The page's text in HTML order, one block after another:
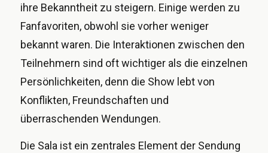
ihre Bekanntheit zu steigern. Einige werden zu
Fanfavoriten, obwohl sie vorher weniger
bekannt waren. Die Interaktionen zwischen den
Teilnehmern sind oft wichtiger als die einzelnen
Persönlichkeiten, denn die Show lebt von
Konflikten, Freundschaften und
überraschenden Wendungen.
Die Sala ist ein zentrales Element der Sendung